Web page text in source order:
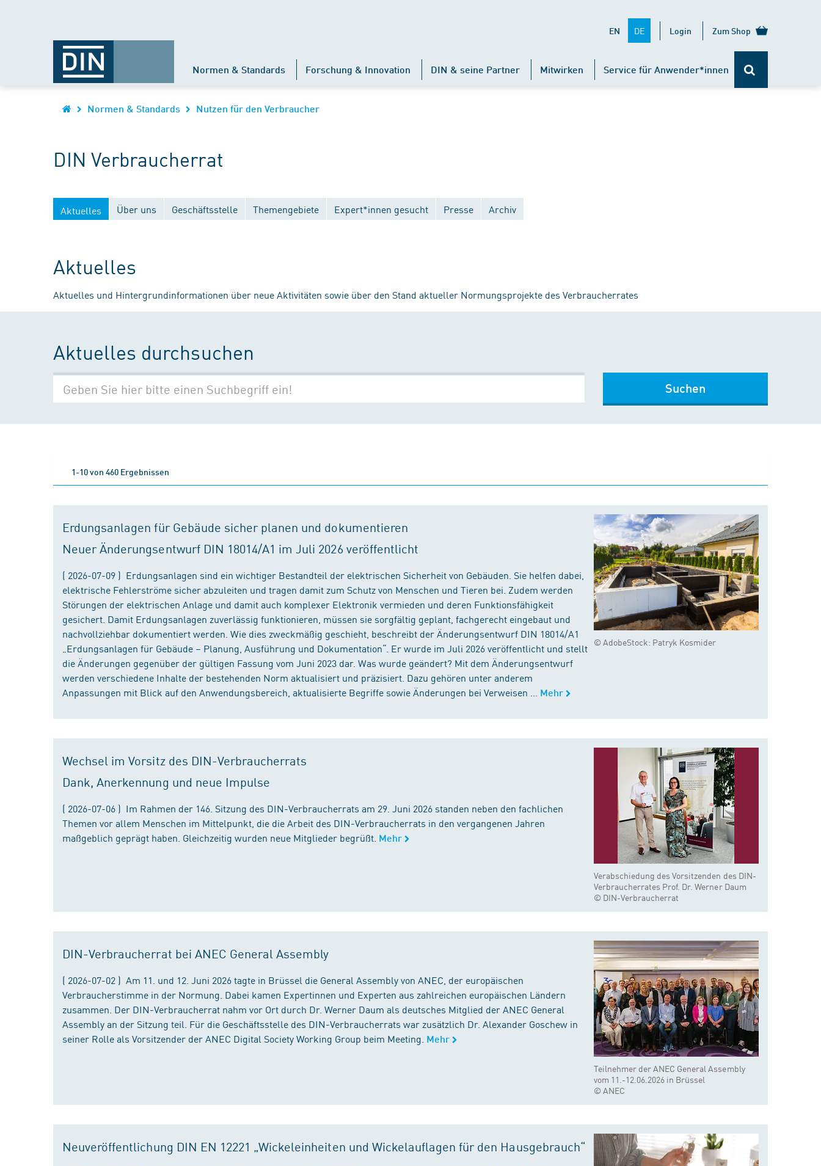
EN DE Login Zum Shop
Normen & Standards Forschung & Innovation DIN & seine Partner Mitwirken Service für Anwender*innen
Normen & Standards Nutzen für den Verbraucher
DIN Verbraucherrat
Aktuelles Über uns Geschäftsstelle Themengebiete Expert*innen gesucht Presse Archiv
Aktuelles
Aktuelles und Hintergrundinformationen über neue Aktivitäten sowie über den Stand aktueller Normungsprojekte des Verbraucherrates
Aktuelles durchsuchen
Suchen
1-10 von 460 Ergebnissen
© AdobeStock: Patryk Kosmider
Erdungsanlagen für Gebäude sicher planen und dokumentieren
Neuer Änderungsentwurf DIN 18014/A1 im Juli 2026 veröffentlicht
( 2026-07-09 ) Erdungsanlagen sind ein wichtiger Bestandteil der elektrischen Sicherheit von Gebäuden. Sie helfen dabei,
elektrische Fehlerströme sicher abzuleiten und tragen damit zum Schutz von Menschen und Tieren bei. Zudem werden
Störungen der elektrischen Anlage und damit auch komplexer Elektronik vermieden und deren Funktionsfähigkeit
gesichert. Damit Erdungsanlagen zuverlässig funktionieren, müssen sie sorgfältig geplant, fachgerecht eingebaut und
nachvollziehbar dokumentiert werden. Wie dies zweckmäßig geschieht, beschreibt der Änderungsentwurf DIN 18014/A1
„Erdungsanlagen für Gebäude – Planung, Ausführung und Dokumentation“. Er wurde im Juli 2026 veröffentlicht und stellt
die Änderungen gegenüber der gültigen Fassung vom Juni 2023 dar. Was wurde geändert? Mit dem Änderungsentwurf
werden verschiedene Inhalte der bestehenden Norm aktualisiert und präzisiert. Dazu gehören unter anderem
Anpassungen mit Blick auf den Anwendungsbereich, aktualisierte Begriffe sowie Änderungen bei Verweisen ...
Mehr
Verabschiedung des Vorsitzenden des DIN-
Verbraucherrates Prof. Dr. Werner Daum
© DIN-Verbraucherrat
Wechsel im Vorsitz des DIN-Verbraucherrats
Dank, Anerkennung und neue Impulse
( 2026-07-06 ) Im Rahmen der 146. Sitzung des DIN-Verbraucherrats am 29. Juni 2026 standen neben den fachlichen
Themen vor allem Menschen im Mittelpunkt, die die Arbeit des DIN-Verbraucherrats in den vergangenen Jahren
maßgeblich geprägt haben. Gleichzeitig wurden neue Mitglieder begrüßt. Mehr
Teilnehmer der ANEC General Assembly
vom 11.-12.06.2026 in Brüssel
© ANEC
DIN-Verbraucherrat bei ANEC General Assembly
( 2026-07-02 ) Am 11. und 12. Juni 2026 tagte in Brüssel die General Assembly von ANEC, der europäischen
Verbraucherstimme in der Normung. Dabei kamen Expertinnen und Experten aus zahlreichen europäischen Ländern
zusammen. Der DIN-Verbraucherrat nahm vor Ort durch Dr. Werner Daum als deutsches Mitglied der ANEC General
Assembly an der Sitzung teil. Für die Geschäftsstelle des DIN-Verbraucherrats war zusätzlich Dr. Alexander Goschew in
seiner Rolle als Vorsitzender der ANEC Digital Society Working Group beim Meeting. Mehr
Neuveröffentlichung DIN EN 12221 „Wickeleinheiten und Wickelauflagen für den Hausgebrauch“